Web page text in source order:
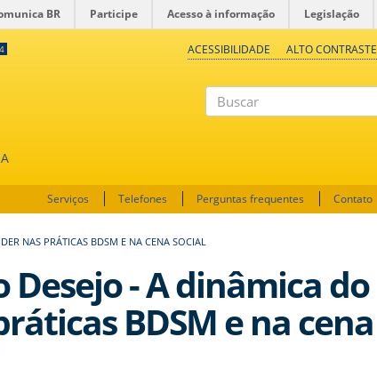
BR Participe Acesso à informação Legislação
4 ACESSIBILIDADE ALTO CONTRASTE
Serviços Telefones Perguntas frequentes Contato
NAS PRÁTICAS BDSM E NA CENA SOCIAL
Desejo - A dinâmica do
BDSM e na cena